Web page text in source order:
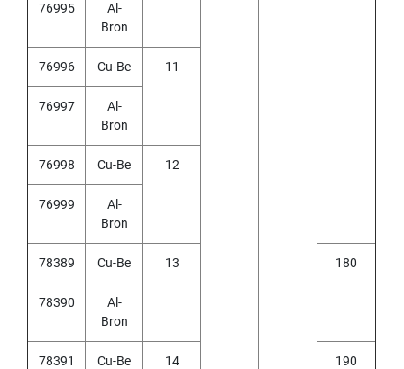
O
B
L
N
D
O
L
E
)
M
A
W
S
76995
Al-
Bron
76996 Cu-Be 11
76997
Al-
Bron
76998 Cu-Be 12
76999
Al-
Bron
78389 Cu-Be 13 180
78390
Al-
Bron
78391 Cu-Be 14 190